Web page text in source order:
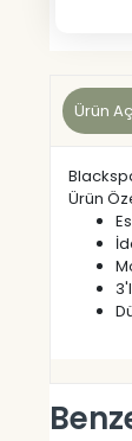
Ürün
Ürün